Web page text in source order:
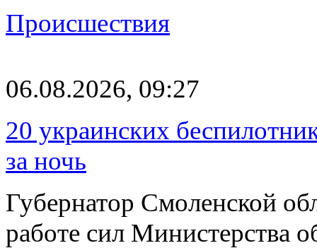
Происшествия
06.08.2026, 09:27
20 украинских
за ночь
Губернатор Смоленской
работе сил Министерства